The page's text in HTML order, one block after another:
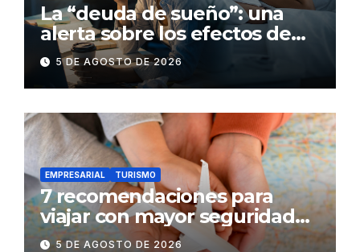
La “deuda de sueño”: una
alerta sobre los efectos de
dormir mal en la salud física y
mental
5 DE AGOSTO DE 2026
EMPRESARIAL TURISMO
7 recomendaciones para
viajar con mayor seguridad
dentro y fuera del Ecuador
5 DE AGOSTO DE 2026